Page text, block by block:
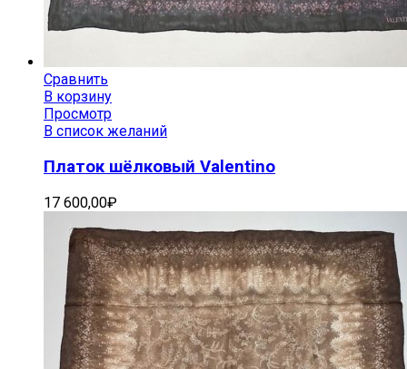
Сравнить
В корзину
Просмотр
В список желаний
Платок шёлковый Valentino
17 600,00₽